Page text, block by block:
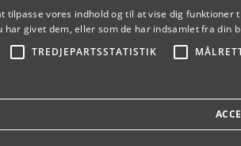
tilpasse vores indhold og til at vise dig
har givet dem, eller som de har indsamlet fra din
TREDJEPARTSSTATISTIK